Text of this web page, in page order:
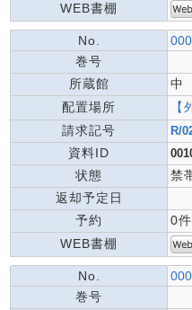
WEB書棚
No.
巻号
所蔵館
中
配置場所
請求記号
R/
資料ID
状態
禁
返却予定日
予約
0件
WEB書棚
No.
巻号